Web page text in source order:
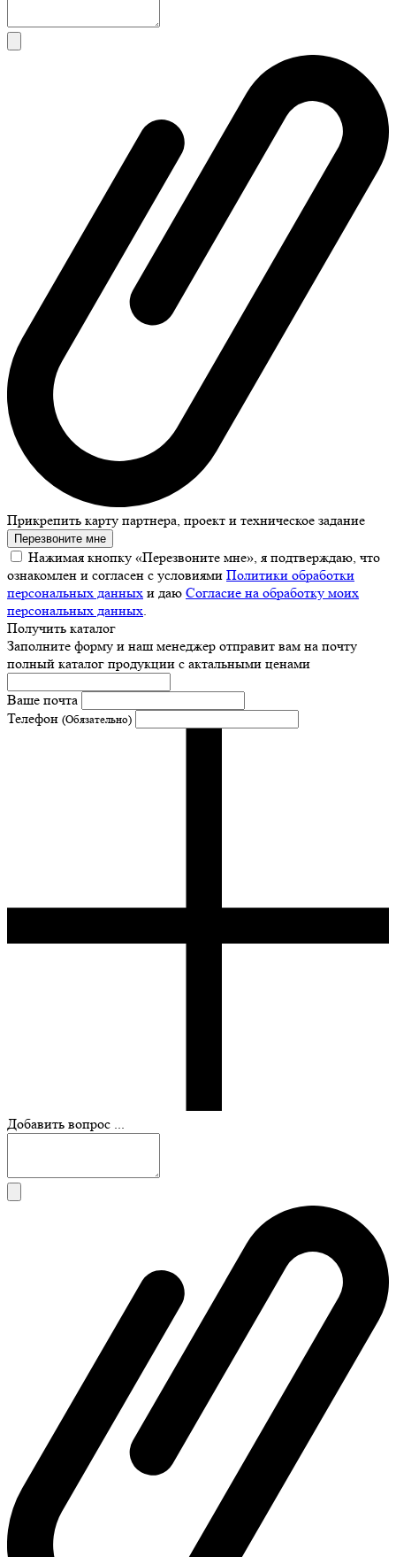
Прикрепить карту партнера, проект и техническое задание
Перезвоните мне
Нажимая кнопку «Перезвоните мне», я подтверждаю, что
ознакомлен и согласен с условиями Политики обработки
персональных данных и даю Согласие на обработку моих
персональных данных.
Получить каталог
Заполните форму и наш менеджер отправит вам на почту
полный каталог продукции с актальными ценами
Ваше почта
Телефон (Обязательно)
Добавить вопрос ...